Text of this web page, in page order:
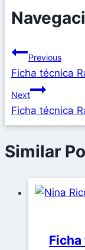
Previous
Ficha técnica
Next
Ficha técnica
Similar